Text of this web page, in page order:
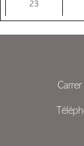
23
160€
à